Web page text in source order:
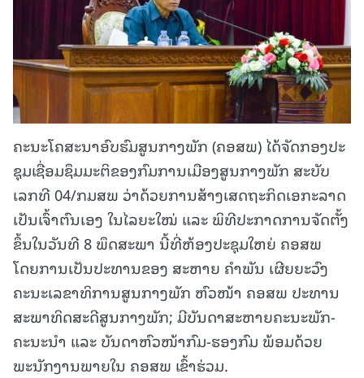
ຄະນະໂຄສະນາອົບຮົມສູນກາງພັກ (ຄອສພ) ໄດ້ຈັດກອງປະ
ຊຸມເຊື່ອມຊຶມມະຕິຂອງກົມການເມືອງສູນກາງພັກ ສະບັບ
ເລກທີ 04/ກມສພ ວ່າດ້ວຍການສ້າງເສດຖະກິດເອກະລາດ
ເປັນເຈົ້າຕົນເອງ ໃນໄລຍະໃໝ່ ແລະ ພິທີປະກາດການຈັດຕັ້ງ
ຂຶ້ນໃນວັນທີ 8 ພຶດສະພາ ນີ້ທີ່ຫ້ອງປະຊຸມໃຫຍ່ ຄອສພ
ໂດຍການເປັນປະທານຂອງ ສະຫາຍ ຄໍາພັນ ເຜີຍຍະວົງ
ຄະນະເລຂາທິການສູນກາງພັກ ຫົວໜ້າ ຄອສພ ປະທານ
ສະພາທິດສະດີສູນກາງພັກ; ມີບັນດາສະຫາຍຄະນະພັກ-
ຄະນະນໍາ ແລະ ບັນດາຫົວໜ້າກົມ-ຮອງກົມ ພ້ອມດ້ວຍ
ພະນັກງານພາຍໃນ ຄອສພ ເຂົ້າຮ່ວມ.